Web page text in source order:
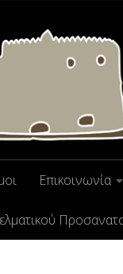
Επικοινωνία